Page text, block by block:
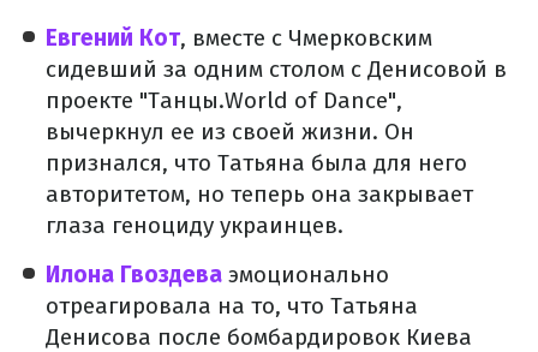
Евгений Кот, вместе с Чмерковским
сидевший за одним столом с Денисовой в
проекте "Танцы.World of Dance",
вычеркнул ее из своей жизни. Он
признался, что Татьяна была для него
авторитетом, но теперь она закрывает
глаза геноциду украинцев.
Илона Гвоздева эмоционально
отреагировала на то, что Татьяна
Денисова после бомбардировок Киева